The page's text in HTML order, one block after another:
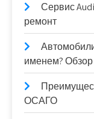
Сервис
ремонт
именем? Обзор
ОСАГО